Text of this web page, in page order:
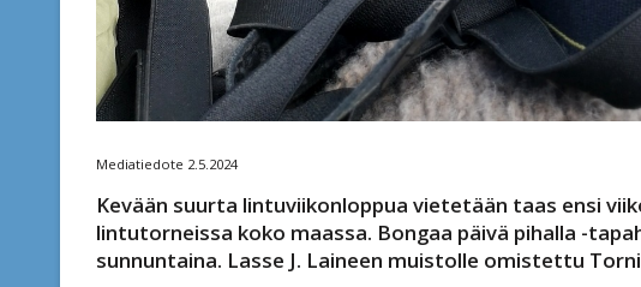
Mediatiedote 2.5.2024
Kevään suurta lintuviikonloppua vietetään taas ensi
lintutorneissa koko maassa. Bongaa päivä pihalla -
sunnuntaina. Lasse J. Laineen muistolle omistettu